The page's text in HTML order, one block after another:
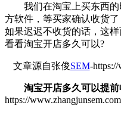
我们在淘宝上买东西的
方软件，等买家确认收货
如果迟迟不收货的话，这
看看淘宝开店多久可以?
文章源自张俊SEM-https://
淘宝开店多久可以提
https://